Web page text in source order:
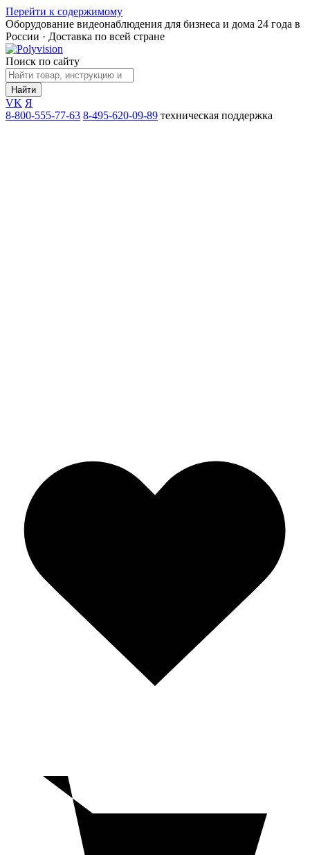
Перейти к содержимому
Оборудование видеонаблюдения для бизнеса и дома 24 года в
России · Доставка по всей стране
Поиск по сайту
Найти
VK Я
8-800-555-77-63 8-495-620-09-89 техническая поддержка